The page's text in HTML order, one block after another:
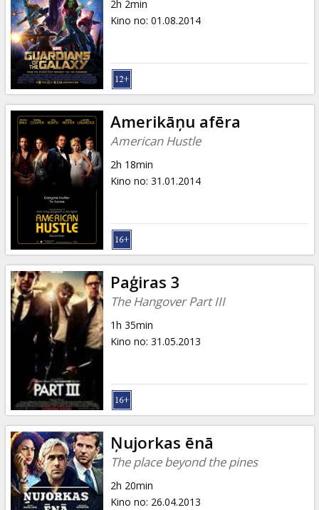
2h 2min
Kino no: 01.08.2014
Amerikāņu afēra
American Hustle
2h 18min
Kino no: 31.01.2014
Paģiras 3
The Hangover Part III
1h 35min
Kino no: 31.05.2013
Ņujorkas ēnā
The place beyond the pines
2h 20min
Kino no: 26.04.2013